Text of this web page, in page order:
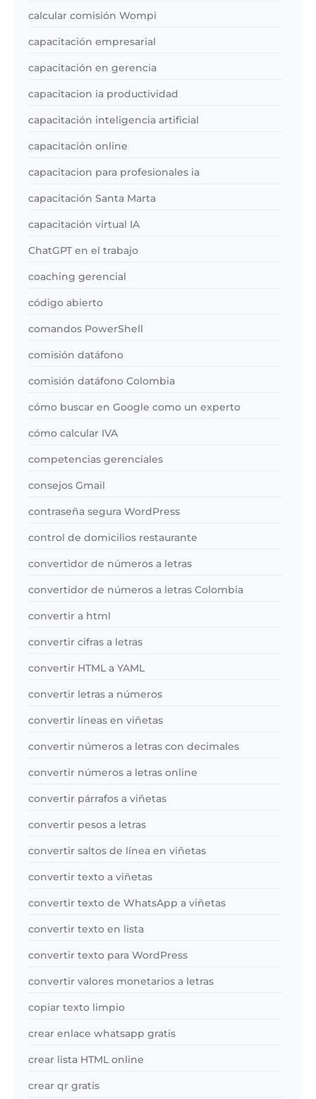
calcular comisión Wompi
capacitación empresarial
capacitación en gerencia
capacitacion ia productividad
capacitación inteligencia artificial
capacitación online
capacitacion para profesionales ia
capacitación Santa Marta
capacitación virtual IA
ChatGPT en el trabajo
coaching gerencial
código abierto
comandos PowerShell
comisión datáfono
comisión datáfono Colombia
cómo buscar en Google como un experto
cómo calcular IVA
competencias gerenciales
consejos Gmail
contraseña segura WordPress
control de domicilios restaurante
convertidor de números a letras
convertidor de números a letras Colombia
convertir a html
convertir cifras a letras
convertir HTML a YAML
convertir letras a números
convertir líneas en viñetas
convertir números a letras con decimales
convertir números a letras online
convertir párrafos a viñetas
convertir pesos a letras
convertir saltos de línea en viñetas
convertir texto a viñetas
convertir texto de WhatsApp a viñetas
convertir texto en lista
convertir texto para WordPress
convertir valores monetarios a letras
copiar texto limpio
crear enlace whatsapp gratis
crear lista HTML online
crear qr gratis